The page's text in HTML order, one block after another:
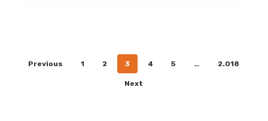
Previous 1 2 3 4 5 … 2.018
Next